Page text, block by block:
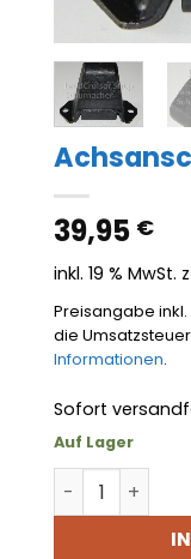
39,95 €
inkl. 19 % MwSt.
Preisangabe
die
Informationen.
Sofort
Auf Lager
Achsanschlag